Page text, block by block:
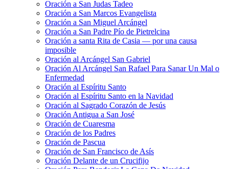
Oración a San Judas Tadeo
Oración a San Marcos Evangelista
Oración a San Miguel Arcángel
Oración a San Padre Pío de Pietrelcina
Oración a santa Rita de Casia — por una causa
imposible
Oración al Arcángel San Gabriel
Oración Al Arcángel San Rafael Para Sanar Un Mal o
Enfermedad
Oración al Espíritu Santo
Oración al Espíritu Santo en la Navidad
Oración al Sagrado Corazón de Jesús
Oración Antigua a San José
Oración de Cuaresma
Oración de los Padres
Oración de Pascua
Oración de San Francisco de Asís
Oración Delante de un Crucifijo